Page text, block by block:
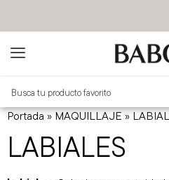
TIENDA OFICIAL
Portada»MAQUILLAJE»
LABIALES